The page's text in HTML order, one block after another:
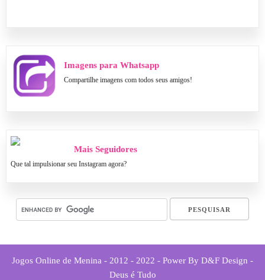
Imagens para Whatsapp
Compartilhe imagens com todos seus amigos!
Mais Seguidores
Que tal impulsionar seu Instagram agora?
Jogos Online de Menina - 2012 - 2022 - Power By D&F Design -
Deus é Tudo